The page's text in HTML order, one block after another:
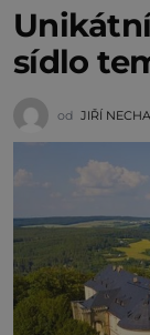
sídlo
od JIŘÍ